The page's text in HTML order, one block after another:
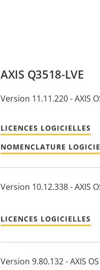
AXIS Q3518-LVE
Version 11.11.220 - AXIS
LICENCES LOGICIELLES
NOMENCLATURE
Version 10.12.338 - AXIS
LICENCES LOGICIELLES
Version 9.80.132 - AXIS